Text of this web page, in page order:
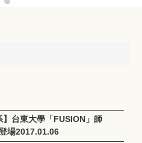
】台東大學「FUSION」師
場2017.01.06